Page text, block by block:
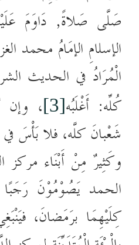
صَلَّى صَلاةً, دَاوَمَ
الإسلامِ الإمَامُ محمد
الْمُرَادُ في الحديث
كُلِّه: أَغْلَبُه[3]، وإن
شَعْبانَ كلَّه، فلا بَأْسَ
وكَثِيرٌ مِنْ أَبْنَاء مركز
الحمد يَصُوْمُوْنَ
كِلَيْهِمَا برَمَضانَ،